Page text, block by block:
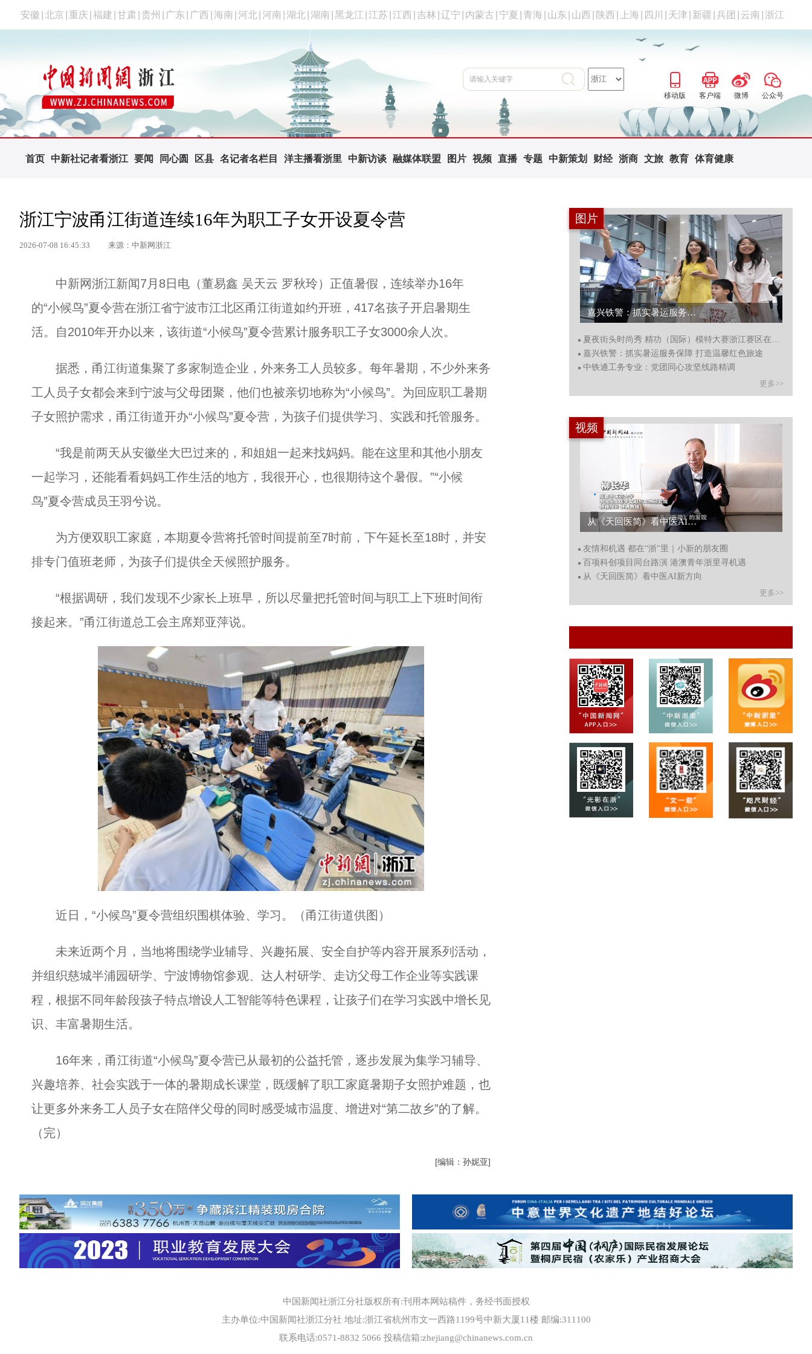
安徽 北京 重庆 福建 甘肃 贵州 广东 广西 海南 河北 河南 湖北 湖南 黑龙江 江苏 江西 吉林 辽宁 内蒙古 宁夏 青海 山东 山西 陕西 上海 四川 天津 新疆 兵团 云南 浙江
移动版 客户端 微博 公众号
首页 中新社记者看浙江 要闻 同心圆 区县 名记者名栏目 洋主播看浙里 中新访谈 融媒体联盟 图片 视频 直播 专题 中新策划 财经 浙商 文旅 教育 体育健康
浙江宁波甬江街道连续16年为职工子女开设夏令营
2026-07-08 16:45:33 来源：中新网浙江
中新网浙江新闻7月8日电（董易鑫 吴天云 罗秋玲）正值暑假，连续举办16年
的“小候鸟”夏令营在浙江省宁波市江北区甬江街道如约开班，417名孩子开启暑期生
活。自2010年开办以来，该街道“小候鸟”夏令营累计服务职工子女3000余人次。
据悉，甬江街道集聚了多家制造企业，外来务工人员较多。每年暑期，不少外来务
工人员子女都会来到宁波与父母团聚，他们也被亲切地称为“小候鸟”。为回应职工暑期
子女照护需求，甬江街道开办“小候鸟”夏令营，为孩子们提供学习、实践和托管服务。
“我是前两天从安徽坐大巴过来的，和姐姐一起来找妈妈。能在这里和其他小朋友
一起学习，还能看看妈妈工作生活的地方，我很开心，也很期待这个暑假。”“小候
鸟”夏令营成员王羽兮说。
为方便双职工家庭，本期夏令营将托管时间提前至7时前，下午延长至18时，并安
排专门值班老师，为孩子们提供全天候照护服务。
“根据调研，我们发现不少家长上班早，所以尽量把托管时间与职工上下班时间衔
接起来。”甬江街道总工会主席郑亚萍说。
近日，“小候鸟”夏令营组织围棋体验、学习。（甬江街道供图）
未来近两个月，当地将围绕学业辅导、兴趣拓展、安全自护等内容开展系列活动，
并组织慈城半浦园研学、宁波博物馆参观、达人村研学、走访父母工作企业等实践课
程，根据不同年龄段孩子特点增设人工智能等特色课程，让孩子们在学习实践中增长见
识、丰富暑期生活。
16年来，甬江街道“小候鸟”夏令营已从最初的公益托管，逐步发展为集学习辅导、
兴趣培养、社会实践于一体的暑期成长课堂，既缓解了职工家庭暑期子女照护难题，也
让更多外来务工人员子女在陪伴父母的同时感受城市温度、增进对“第二故乡”的了解。
（完）
[编辑：孙妮亚]
图片
嘉兴铁警：抓实暑运服务保障 打造温馨红色旅途...
夏夜街头时尚秀 精功（国际）模特大赛浙江赛区在杭州收官
嘉兴铁警：抓实暑运服务保障 打造温馨红色旅途
中铁通工务专业：党团同心攻坚线路精调
更多>>
视频
从《天回医简》看中医AI新方向...
友情和机遇 都在“浙”里｜小新的朋友圈
百项科创项目同台路演 港澳青年浙里寻机遇
从《天回医简》看中医AI新方向
更多>>
中国新闻社浙江分社版权所有:刊用本网站稿件，务经书面授权
主办单位:中国新闻社浙江分社 地址:浙江省杭州市文一西路1199号中新大厦11楼 邮编:311100
联系电话:0571-8832 5066 投稿信箱:zhejiang@chinanews.com.cn